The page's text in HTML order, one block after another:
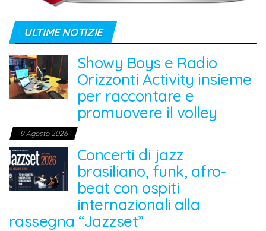
ULTIME NOTIZIE
Showy Boys e Radio
Orizzonti Activity insieme
per raccontare e
promuovere il volley
9 Agosto 2026
Concerti di jazz
brasiliano, funk, afro-
beat con ospiti
internazionali alla
rassegna “Jazzset”